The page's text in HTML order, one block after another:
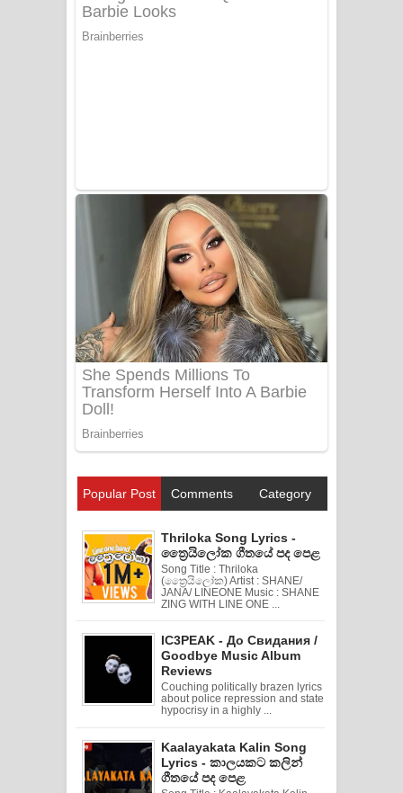
Popular Post Comments Category
Thriloka Song Lyrics -
ත්‍රෛයිලෝක ගීතයේ පද පෙළ
Song Title : Thriloka
(ත්‍රෛයිලෝක) Artist : SHANE/
JANA/ LINEONE Music : SHANE
ZING WITH LINE ONE ...
IC3PEAK - До Свидания /
Goodbye Music Album
Reviews
Couching politically brazen lyrics
about police repression and state
hypocrisy in a highly ...
Kaalayakata Kalin Song
Lyrics - කාලයකට කලින්
ගීතයේ පද පෙළ